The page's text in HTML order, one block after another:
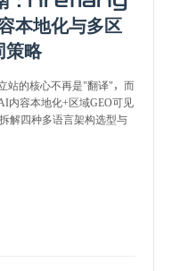
本地化与多区
略
站的核心不再是"翻译"，而
内容本地化+区域GEO可见
解四种多语言架构选型与